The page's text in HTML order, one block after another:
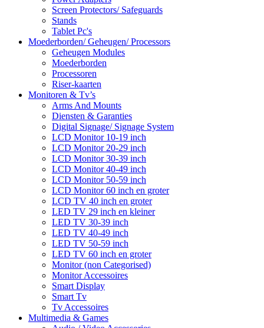
Screen Protectors/ Safeguards
Stands
Tablet Pc's
Moederborden/ Geheugen/ Processors
Geheugen Modules
Moederborden
Processoren
Riser-kaarten
Monitoren & Tv’s
Arms And Mounts
Diensten & Garanties
Digital Signage/ Signage System
LCD Monitor 10-19 inch
LCD Monitor 20-29 inch
LCD Monitor 30-39 inch
LCD Monitor 40-49 inch
LCD Monitor 50-59 inch
LCD Monitor 60 inch en groter
LCD TV 40 inch en groter
LED TV 29 inch en kleiner
LED TV 30-39 inch
LED TV 40-49 inch
LED TV 50-59 inch
LED TV 60 inch en groter
Monitor (non Categorised)
Monitor Accessoires
Smart Display
Smart Tv
Tv Accessoires
Multimedia & Games